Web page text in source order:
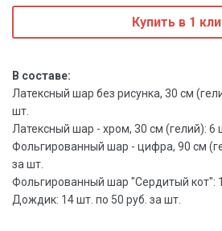
Купить в 1
В составе:
Латексный шар без рисунка, 30 см
шт.
Латексный шар - хром, 30 см (гелий): 6
Фольгированный шар - цифра, 90 см
за шт.
Фольгированный шар "Сердитый кот":
Дождик: 14 шт. по 50 руб. за шт.